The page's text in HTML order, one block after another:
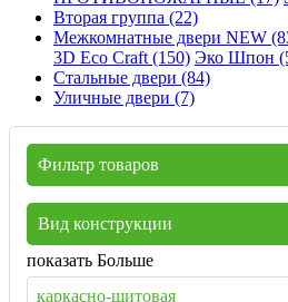
Вторая группа (22)
Межкомнатные двери NEW
3D Eco Craft (150) Эко Шпон
Стальные двери (84)
Уличные двери (7)
Фильтр товаров
Вид конструкции
показать Больше
каркасно-щитовая